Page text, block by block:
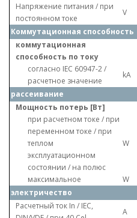
Напряжение питания / при
постоянном токе
V
Коммутационная способность
коммутационная
способность по току
согласно IEC 60947-2 /
расчетное значение
kA
рассеивание
Мощность потерь [Вт]
при расчетном токе / при
переменном токе / при
теплом
эксплуатационном
состоянии / на полюс
W
максимальное W
электричество
Расчетный ток In / IEC,
A